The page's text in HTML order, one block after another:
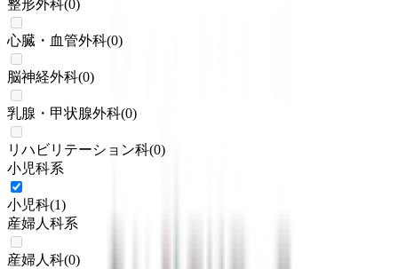
整形外科(0)
心臓・血管外科(0)
脳神経外科(0)
乳腺・甲状腺外科(0)
リハビリテーション科(0)
小児科系
小児科(1)
産婦人科系
産婦人科(0)